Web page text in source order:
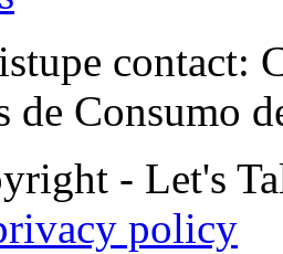
contact:
de Consumo
- Let's
policy